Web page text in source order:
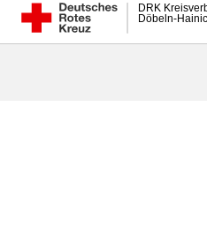
Döbeln-
DRK